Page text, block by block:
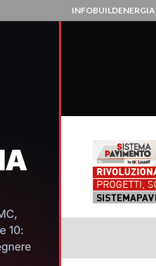
INFOBUILDENERGIA